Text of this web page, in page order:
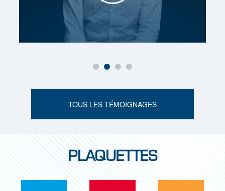
PEYROUX ALEXIS
TOUS LES TÉMOIGNAGES
PLAQUETTES